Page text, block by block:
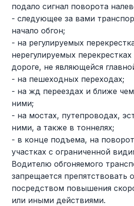
подало сигнал поворота
- следующее за вами
начало обгон;
- на регулируемых
нерегулируемых
дороге, не являющейся
- на пешеходных переходах;
- на жд переездах и ближе
ними;
- на мостах, путепроводах,
ними, а также в тоннелях;
- в конце подъема, на
участках с ограниченной
Водителю обгоняемого
запрещается препятствовать
посредством повышения
или иными действиями.